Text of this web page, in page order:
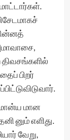
பிறர்
மான
னும் எளிது.
வேறு,